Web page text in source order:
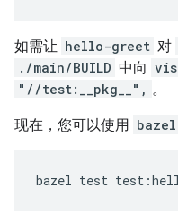
如需让 hello-greet 对
./main/BUILD 中向
"//test:__pkg__", 。
现在，您可以使用
bazel test test :